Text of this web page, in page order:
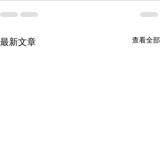
最新文章 查看全部